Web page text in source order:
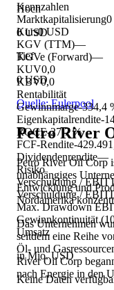
Kennzahlen
Marktkapitalisierung
Kurs0 USD
KGV (TTM)—
KGVe (Forward)—
KUV0,0
KBV0,0
Rentabilität
Gewinnmarge-334,4
Eigenkapitalrendite-
ROCE-27,7 %
FCF-Rendite-
Dividendenrendite—
Risiko
Verschuldung / EBIT
Verschuldung /
Max. Drawdown
Gewinnkontinuität
Umsatz
in Mio. USD
Keine Daten
Hoch
0 USD
Tief
0 USD
Quelle: Eulerpool
Petro River
Petro River Oil Corp
unabhängiges
Entwicklung und
Nordamerika
Das Unternehmen
seitdem eine Reihe
Öl- und
River Oil Corp
nach Energie in den